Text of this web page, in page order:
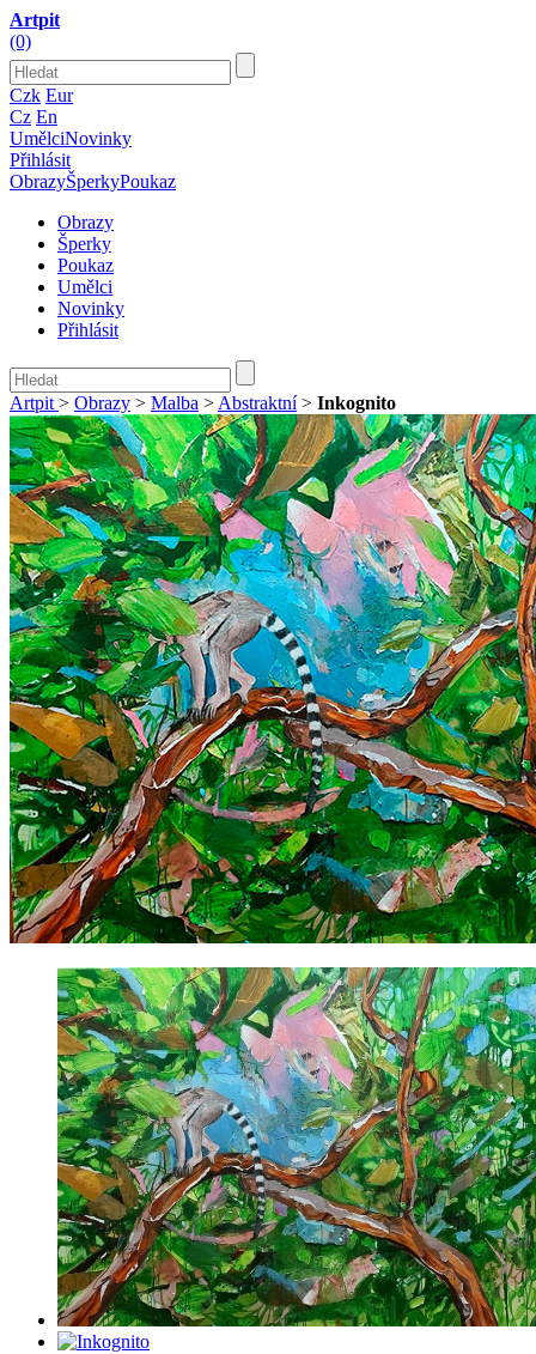
Artpit
(0)
Czk Eur
Cz En
UmělciNovinky
Přihlásit
ObrazyŠperkyPoukaz
Obrazy
Šperky
Poukaz
Umělci
Novinky
Přihlásit
Artpit > Obrazy > Malba > Abstraktní> Inkognito